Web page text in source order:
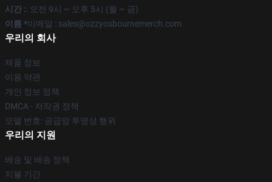
시간 :: 오전 9시 ~ 오후 5시 (월 ~ 금)
이름 *이메일 : sales@ozzyosbournemerch.com
우리의 회사
제품 정보
이용 약관
개인 정보 정책
DMCA - 저작권 정책
모델 번호: 공급망 투명성 행위
우리의 지원
배송 및 배송 정책
지불 기간